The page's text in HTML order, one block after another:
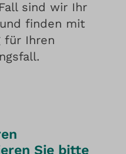
sind wir Ihr
finden mit
für Ihren
Sie bitte